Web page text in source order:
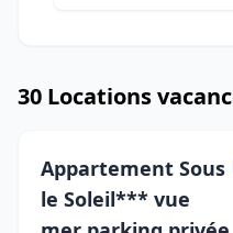
30 Locations
Appartement Sous
le Soleil*** vue